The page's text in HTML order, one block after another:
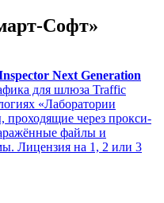
Софт»
Next Generation
для шлюза Traffic
«Лаборатории
проходящие через прокси-
файлы и
Лицензия на 1, 2 или 3